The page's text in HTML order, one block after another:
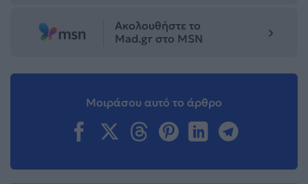
Ακολουθήστε το
Mad.gr στο MSN
Μοιράσου αυτό το άρθρο